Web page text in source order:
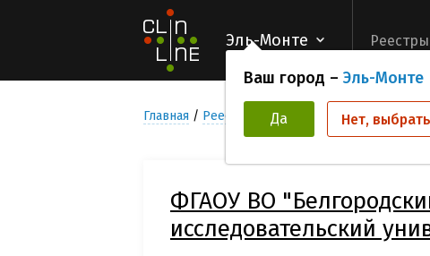
Эль-Монте
Ваш город – Эль-Монте
Да Нет,
Главная Реестр Медицинских учреждений
ФГАОУ ВО
исследовательский